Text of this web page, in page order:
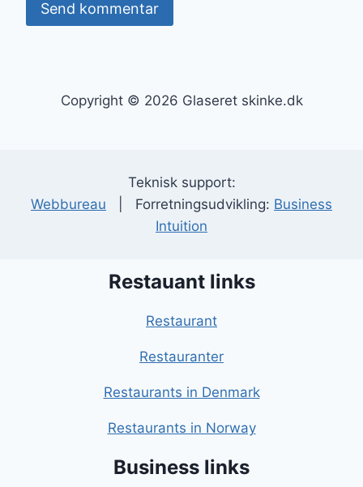
Copyright © 2026 Glaseret skinke.dk
Teknisk support:
Webbureau | Forretningsudvikling: Business
Intuition
Restauant links
Restaurant
Restauranter
Restaurants in Denmark
Restaurants in Norway
Business links